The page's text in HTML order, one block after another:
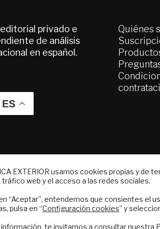
privado e
de análisis
en español.
ES
Quiénes
EXTERIOR usamos cookies propias y de
tráfico web y el acceso a las redes sociales.
“Aceptar”, entendemos que consientes el
pulsa en “Configuración cookies” y
información, te invitamos a consultar nuestra
Suscríbase a nuestro boletín